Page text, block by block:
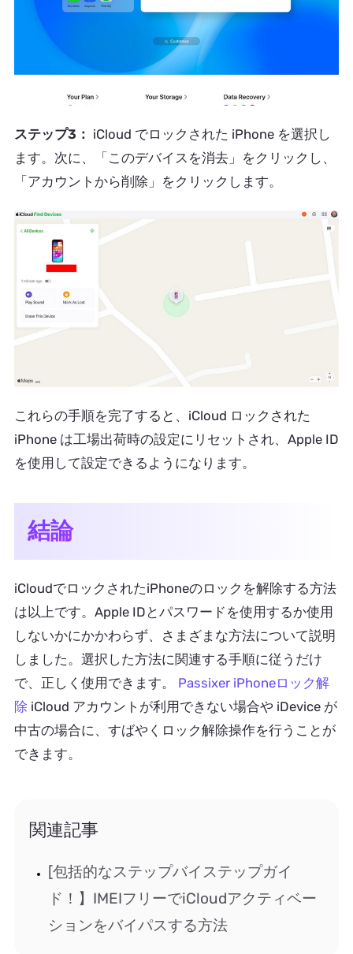
ステップ3： iCloud でロックされた iPhone を選択し
ます。次に、「このデバイスを消去」をクリックし、
「アカウントから削除」をクリックします。
これらの手順を完了すると、iCloud ロックされた
iPhone は工場出荷時の設定にリセットされ、Apple ID
を使用して設定できるようになります。
結論
iCloudでロックされたiPhoneのロックを解除する方法
は以上です。Apple IDとパスワードを使用するか使用
しないかにかかわらず、さまざまな方法について説明
しました。選択した方法に関連する手順に従うだけ
で、正しく使用できます。 Passixer iPhoneロック解
除 iCloud アカウントが利用できない場合や iDevice が
中古の場合に、すばやくロック解除操作を行うことが
できます。
関連記事
[包括的なステップバイステップガイ
ド！】IMEIフリーでiCloudアクティベー
ションをバイパスする方法